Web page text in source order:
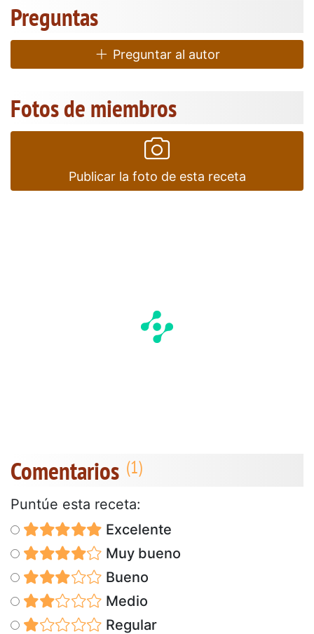
Preguntas
Preguntar al autor
Fotos de miembros
Publicar la foto de esta receta
Comentarios
Puntúe esta receta:
Excelente
Muy bueno
Bueno
Medio
Regular